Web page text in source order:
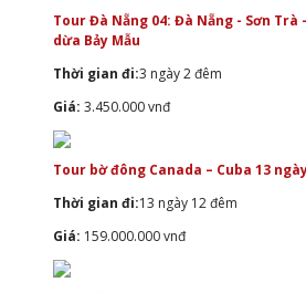
Tour Đà Nẵng 04: Đà Nẵng - Sơn Trà
dừa Bảy Mẫu
Thời gian đi:3 ngày 2 đêm
Giá: 3.450.000 vnđ
Tour bờ đông Canada – Cuba 13
Thời gian đi:13 ngày 12 đêm
Giá: 159.000.000 vnđ